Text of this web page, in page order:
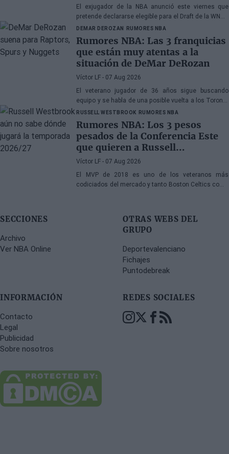
El exjugador de la NBA anunció este viernes que
pretende declararse elegible para el Draft de la WNBA
de 2027
DEMAR DEROZAN RUMORES NBA
Rumores NBA: Las 3 franquicias
que están muy atentas a la
situación de DeMar DeRozan
Víctor LF - 07 Aug 2026
El veterano jugador de 36 años sigue buscando
equipo y se habla de una posible vuelta a los Toronto
Raptors o San Antonio Spurs, mientras Denver
Nuggets también forma parte de la ecuación
RUSSELL WESTBROOK RUMORES NBA
Rumores NBA: Los 3 pesos
pesados de la Conferencia Este
que quieren a Russell
Westbrook
Víctor LF - 07 Aug 2026
El MVP de 2018 es uno de los veteranos más
codiciados del mercado y tanto Boston Celtics como
SECCIONES
Archivo
Ver NBA Online
OTRAS WEBS DEL
GRUPO
Deportevalenciano
Fichajes
Puntodebreak
INFORMACIÓN
Contacto
Legal
Publicidad
Sobre nosotros
REDES SOCIALES